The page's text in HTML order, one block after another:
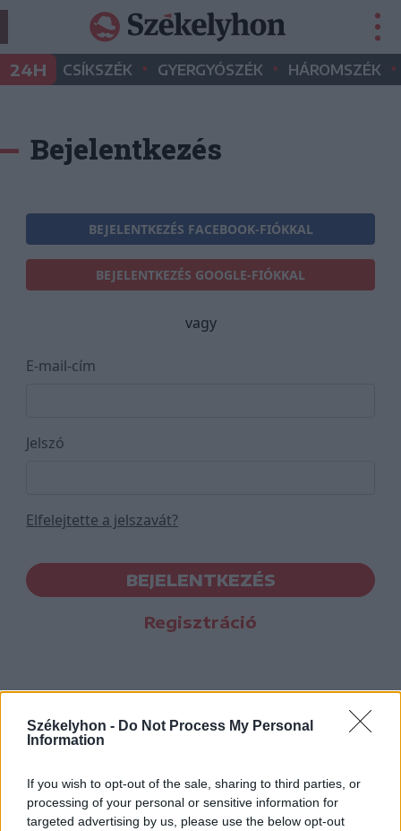
Székelyhon - Do Not Process My Personal
Information
If you wish to opt-out of the sale, sharing to third parties, or
processing of your personal or sensitive information for
targeted advertising by us, please use the below opt-out
24H CSÍKSZÉK • GYERGYÓSZÉK • HÁROMSZÉK •
Bejelentkezés
BEJELENTKEZÉS FACEBOOK-FIÓKKAL
BEJELENTKEZÉS GOOGLE-FIÓKKAL
vagy
E-mail-cím
Jelszó
Elfelejtette a jelszavát?
BEJELENTKEZÉS
Regisztráció